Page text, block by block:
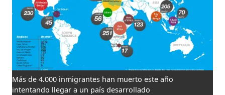
Más de 4.000 inmigrantes han muerto este año
intentando llegar a un país desarrollado